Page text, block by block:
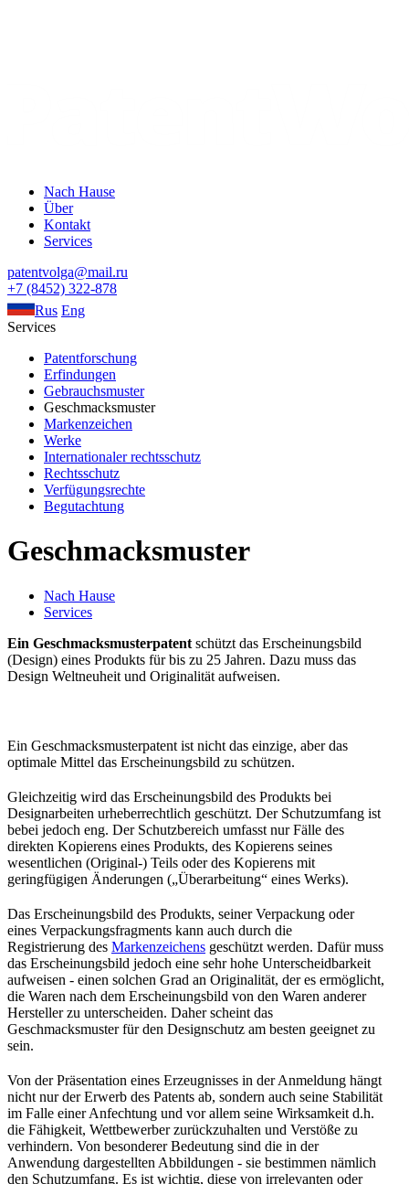
Nach Hause
Über
Kontakt
Services
patentvolga@mail.ru
+7 (8452) 322-878
Rus Eng
Services
Patentforschung
Erfindungen
Gebrauchsmuster
Geschmacksmuster
Markenzeichen
Werke
Internationaler rechtsschutz
Rechtsschutz
Verfügungsrechte
Begutachtung
Geschmacksmuster
Nach Hause
Services
Ein Geschmacksmusterpatent schützt das Erscheinungsbild
(Design) eines Produkts für bis zu 25 Jahren. Dazu muss das
Design Weltneuheit und Originalität aufweisen.
Ein Geschmacksmusterpatent ist nicht das einzige, aber das
optimale Mittel das Erscheinungsbild zu schützen.
Gleichzeitig wird das Erscheinungsbild des Produkts bei
Designarbeiten urheberrechtlich geschützt. Der Schutzumfang ist
bebei jedoch eng. Der Schutzbereich umfasst nur Fälle des
direkten Kopierens eines Produkts, des Kopierens seines
wesentlichen (Original-) Teils oder des Kopierens mit
geringfügigen Änderungen („Überarbeitung“ eines Werks).
Das Erscheinungsbild des Produkts, seiner Verpackung oder
eines Verpackungsfragments kann auch durch die
Registrierung des Markenzeichens geschützt werden. Dafür muss
das Erscheinungsbild jedoch eine sehr hohe Unterscheidbarkeit
aufweisen - einen solchen Grad an Originalität, der es ermöglicht,
die Waren nach dem Erscheinungsbild von den Waren anderer
Hersteller zu unterscheiden. Daher scheint das
Geschmacksmuster für den Designschutz am besten geeignet zu
sein.
Von der Präsentation eines Erzeugnisses in der Anmeldung hängt
nicht nur der Erwerb des Patents ab, sondern auch seine Stabilität
im Falle einer Anfechtung und vor allem seine Wirksamkeit d.h.
die Fähigkeit, Wettbewerber zurückzuhalten und Verstöße zu
verhindern. Von besonderer Bedeutung sind die in der
Anwendung dargestellten Abbildungen - sie bestimmen nämlich
den Schutzumfang. Es ist wichtig, diese von irrelevanten oder